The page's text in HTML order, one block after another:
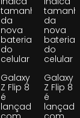
tamanho
da
nova
bateria
do
celular
Galaxy
Z Flip 8
é
lançado
tamanho
da
nova
bateria
do
celular
Galaxy
Z Flip 8
é
lançado